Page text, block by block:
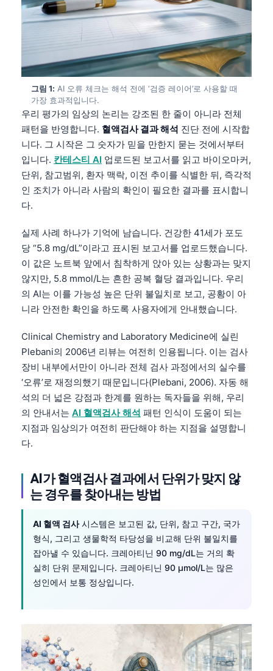
그림 1: AI 오류 체크는 해석 전에 ‘검증 레이어’로 사용할 때
가장 효과적입니다.
우리 평가의 임상의 논리는 강조된 한 줄이 아니라 전체
패턴을 반영합니다. 혈액검사 결과 해석 진단 전에 시작합
니다. 그 시작은 그 숫자가 믿을 만한지 묻는 것에서부터
입니다. 칸테스티 AI 업로드된 보고서를 읽고 바이오마커,
단위, 참고범위, 환자 맥락, 이전 추이를 식별한 뒤, 즉각적
인 조치가 아니라 사람의 확인이 필요한 결과를 표시합니
다.
실제 사례 하나가 기억에 남습니다. 건강한 41세가 포도
당 “5.8 mg/dL”이라고 표시된 보고서를 업로드했습니다.
이 값은 노트북 앞에서 침착하게 앉아 있는 상황과는 맞지
않지만, 5.8 mmol/L는 흔한 공복 혈당 결과입니다. 우리
의 AI는 이를 가능성 높은 단위 불일치로 보고, 공황이 아
니라 안전한 확인을 하도록 사용자에게 안내했습니다.
Clinical Chemistry and Laboratory Medicine에 실린
Plebani의 2006년 리뷰는 여전히 인용됩니다. 이는 검사
장비 내부에서만이 아니라 전체 검사 과정에서의 실수를
‘오류’로 재정의했기 때문입니다(Plebani, 2006). 자동 해
석의 더 넓은 강점과 한계를 원하는 독자들을 위해, 우리
의 안내서는 AI 혈액검사 해석 패턴 인식이 도움이 되는
지점과 임상의가 여전히 판단해야 하는 지점을 설명합니
다.
AI가 혈액검사 결과에서 단위가 맞지 않
는 경우를 찾아내는 방법
AI 혈액 검사시스템은 보고된 값, 단위, 참고 구간, 국가
형식, 그리고 생물학적 타당성을 비교해 단위 불일치를
잡아낼 수 있습니다. 크레아티닌 90 mg/dL는 거의 확
실히 단위 문제입니다. 크레아티닌 90 µmol/L는 많은
성인에서 보통 정상입니다.